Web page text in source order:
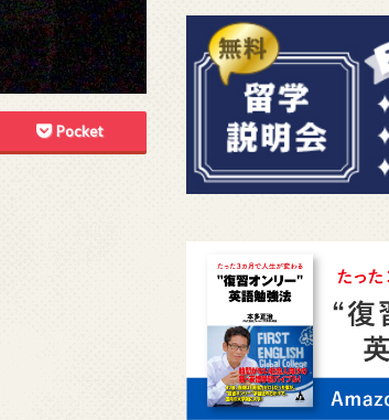
Pocket